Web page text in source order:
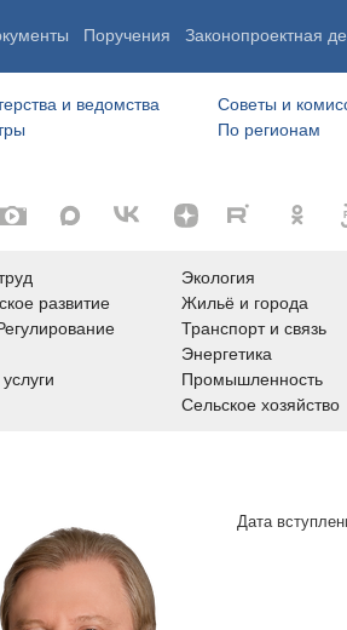
Поручения Законопроектная
и ведомства
Советы и
По регионам
развитие
Экология
Жильё и города
Транспорт и связь
Энергетика
Промышленность
Сельское хозяйство
Дата